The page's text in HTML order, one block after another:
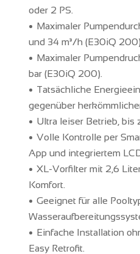
oder 2 PS.
Maximaler
und 34 m³/h (E30iQ 200).
Maximaler
bar (E30iQ 200).
Tatsächliche
gegenüber
Ultra leiser Betrieb, bis
Volle Kontrolle per
App und integriertem
XL-Vorfilter mit 2,6
Komfort.
Geeignet für alle
Einfache Installation
Easy Retrofit.